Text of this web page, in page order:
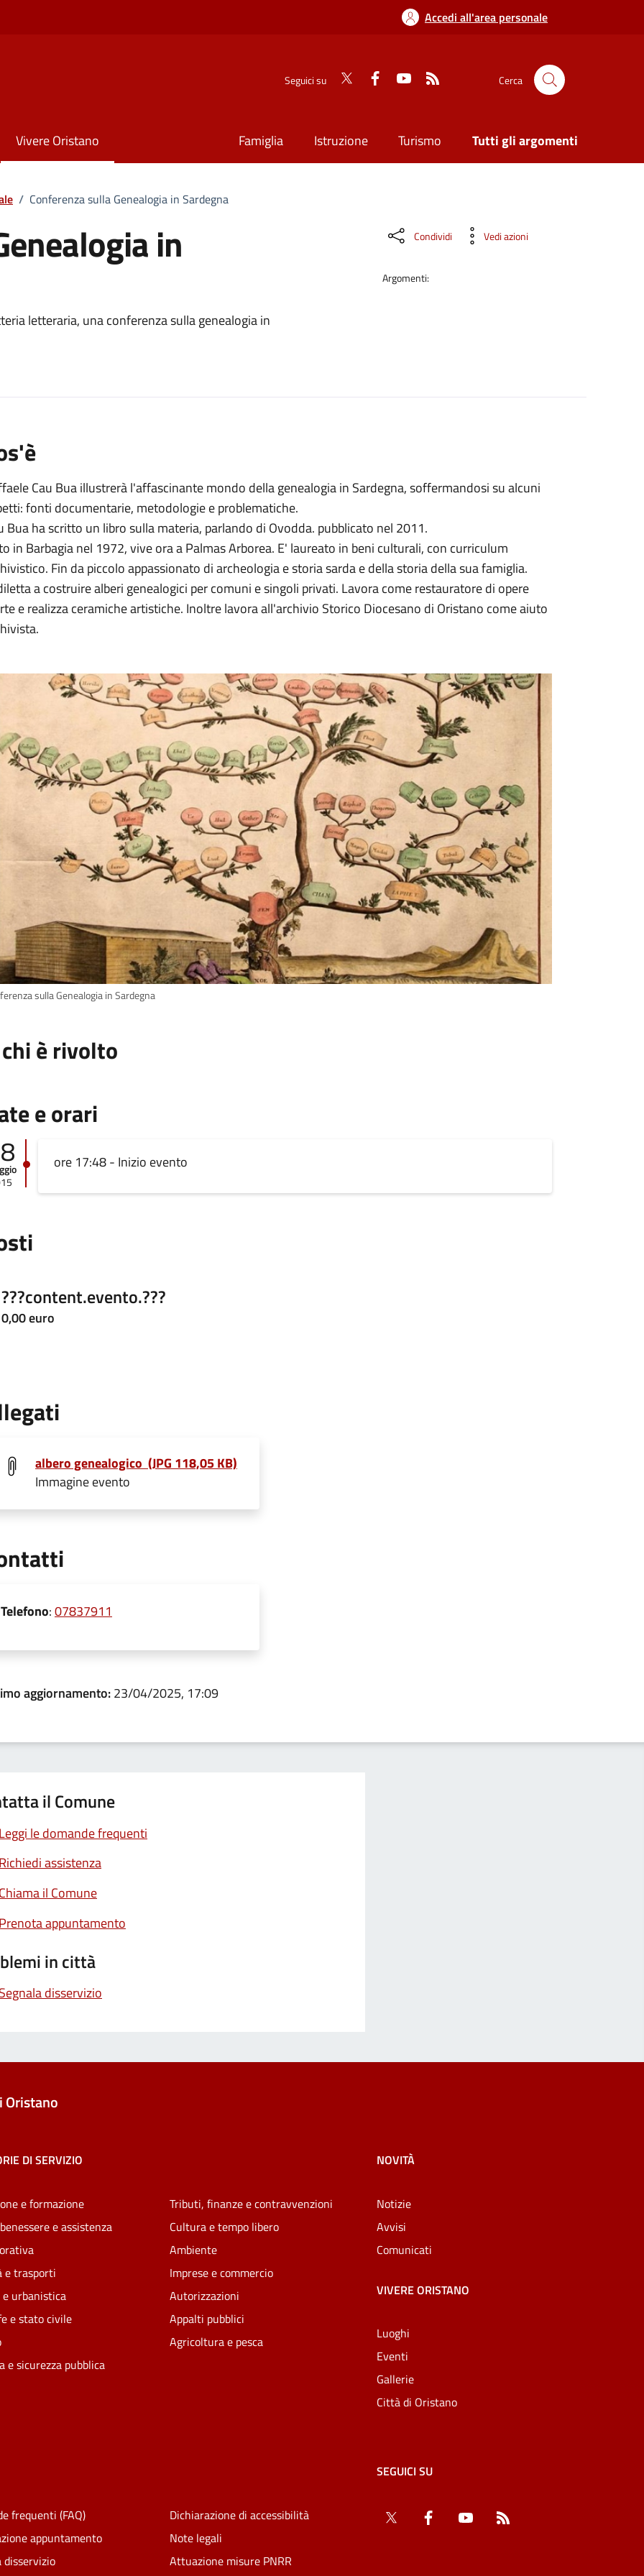
Accedi all'area personale
Seguici su Cerca
Vivere Oristano Famiglia Istruzione Turismo Tutti gli argomenti
/ Conferenza sulla Genealogia in Sardegna
in
letteraria, una conferenza sulla genealogia in
Condividi Vedi azioni
Argomenti:
Cau Bua illustrerà l'affascinante mondo della genealogia in Sardegna, soffermandosi su alcuni
fonti documentarie, metodologie e problematiche.
Bua ha scritto un libro sulla materia, parlando di Ovodda. pubblicato nel 2011.
in Barbagia nel 1972, vive ora a Palmas Arborea. E' laureato in beni culturali, con curriculum
Fin da piccolo appassionato di archeologia e storia sarda e della storia della sua famiglia.
a costruire alberi genealogici per comuni e singoli privati. Lavora come restauratore di opere
e realizza ceramiche artistiche. Inoltre lavora all'archivio Storico Diocesano di Oristano come aiuto
sulla Genealogia in Sardegna
è rivolto
e orari
ore 17:48 - Inizio evento
???content.evento.???
0,00 euro
albero genealogico (JPG 118,05 KB)
Immagine evento
Telefono:07837911
aggiornamento:23/04/2025, 17:09
il Comune
le domande frequenti
assistenza
il Comune
appuntamento
in città
disservizio
Oristano
DI SERVIZIO
e formazione
e assistenza
e trasporti
urbanistica
e stato civile
e sicurezza pubblica
Tributi, finanze e contravvenzioni
Cultura e tempo libero
Ambiente
Imprese e commercio
Autorizzazioni
Appalti pubblici
Agricoltura e pesca
NOVITÀ
Notizie
Avvisi
Comunicati
VIVERE ORISTANO
Luoghi
Eventi
Gallerie
Città di Oristano
frequenti (FAQ)
appuntamento
disservizio
Dichiarazione di accessibilità
Note legali
Attuazione misure PNRR
SEGUICI SU
Twitter Facebook YouTube